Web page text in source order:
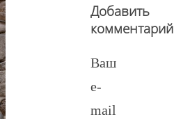
Добавить
комментарий
Ваш
e-
mail